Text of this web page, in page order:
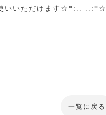
使いいただけます☆*:.. ..:*☆
一覧に戻る